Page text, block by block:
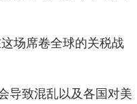
场席卷全球的关税战
导致混乱以及各国对美